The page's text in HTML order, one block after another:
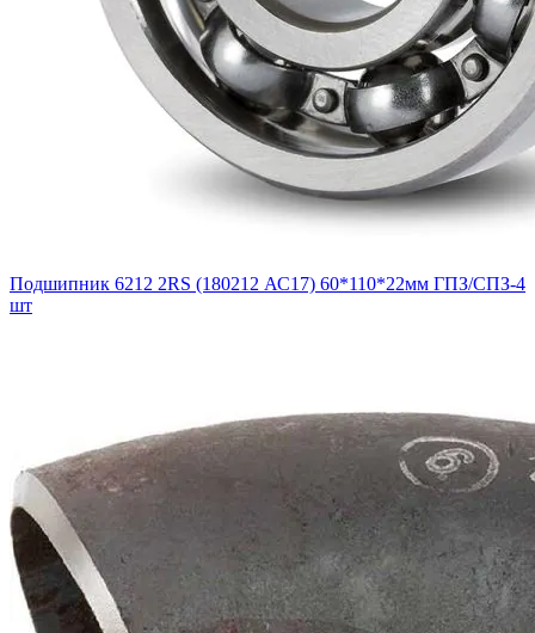
Подшипник 6212 2RS (180212 АС17) 60*110*22мм ГПЗ/СПЗ-4
шт